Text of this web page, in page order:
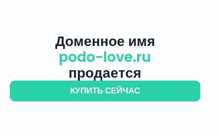
Доменное имя
podo-love.ru
продается
КУПИТЬ СЕЙЧАС